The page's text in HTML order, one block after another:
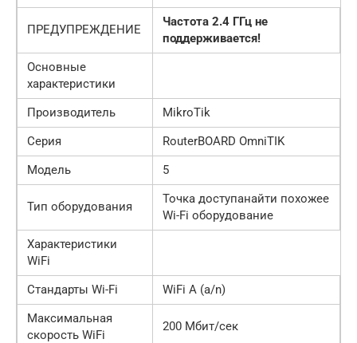
ПРЕДУПРЕЖДЕНИЕ
Частота 2.4 ГГц не
поддерживается!
Основные
характеристики
Производитель
MikroTik
Серия
RouterBOARD OmniTIK
Модель
5
Тип оборудования
Точка доступанайти похожее
Wi-Fi оборудование
Характеристики
WiFi
Стандарты Wi-Fi
WiFi A (a/n)
Максимальная
скорость WiFi
200 Мбит/сек